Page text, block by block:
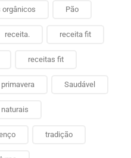
orgânicos Pão
receita. receita fit
receitas fit
Saudável
tradição